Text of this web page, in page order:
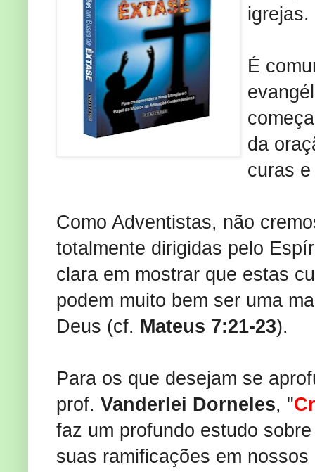
igrejas.
É
da
curas
Como Adventistas, não
totalmente dirigidas pelo
clara em mostrar que estas
podem muito bem ser uma
Deus (cf. Mateus 7:21-23).
Para os que desejam se
prof. Vanderlei Dorneles, "
faz um profundo estudo
suas ramificações em nossos